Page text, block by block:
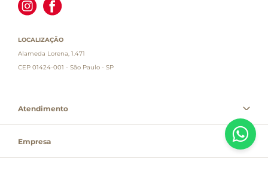
LOCALIZAÇÃO
Alameda Lorena, 1.471
CEP 01424-001 - São Paulo - SP
Atendimento
Empresa